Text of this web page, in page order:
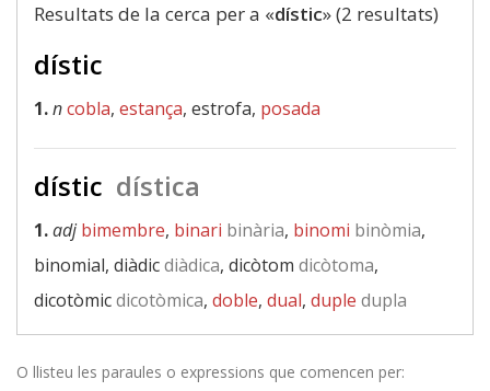
Resultats de la cerca per a «dístic» (2 resultats)
dístic
1.ncobla, estança, estrofa, posada
dístic dística
1.adj bimembre, binari binària, binomi binòmia,
binomial, diàdicdiàdica, dicòtom dicòtoma,
dicotòmicdicotòmica, doble, dual, duple dupla
O llisteu les paraules o expressions que comencen per: